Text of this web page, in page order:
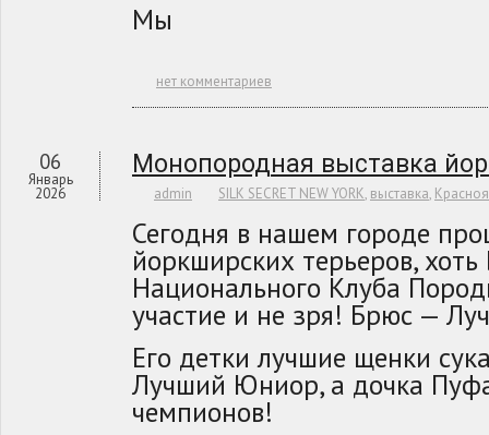
Мы
нет комментариев
06
Январь
2026
Монопородная выставка
admin SILK SECRET NEW YORK, выставка,
Сегодня в нашем городе
йоркширских терьеров,
Национального Клуба
участие и не зря! Брюс —
Его детки лучшие щенки
Лучший Юниор, а дочка
чемпионов!